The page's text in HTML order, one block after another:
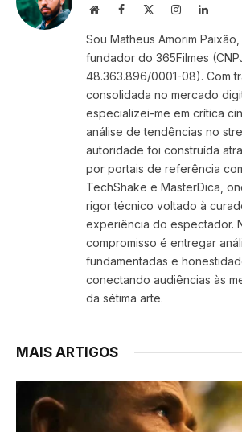
WebsiteFacebook Instagram
Sou Matheus Amorim
fundador do 365Filmes
48.363.896/0001-08). Com
consolidada no mercado
especializei-me em crítica
análise de tendências no
autoridade foi construída
por portais de referência
TechShake e MasterDica,
rigor técnico voltado à
experiência do espectador.
compromisso é entregar
fundamentadas e
conectando audiências às
da sétima arte.
MAIS ARTIGOS